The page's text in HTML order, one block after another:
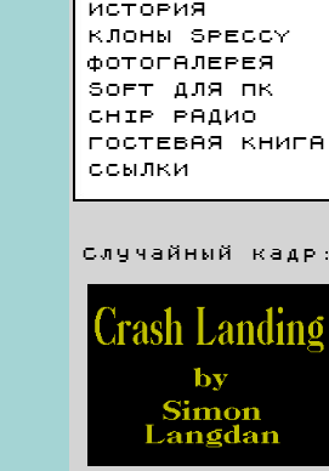
ИСТОРИЯ
КЛОНЫ SPECCY
ФОТОГАЛЕРЕЯ
SOFT ДЛЯ ПК
CHIP РАДИО
ГОСТЕВАЯ КНИГА
ССЫЛКИ
Случайный кадр: